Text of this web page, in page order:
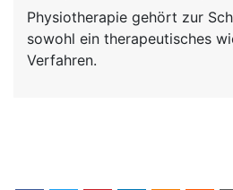
Physiotherapie gehört zur
sowohl ein therapeutisches
Verfahren.